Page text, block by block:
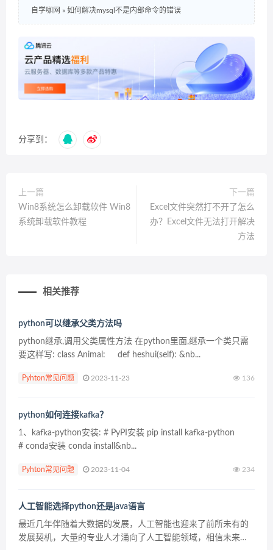
自学咖网 » 如何解决mysql不是内部命令的错误
分享到：
上一篇
Win8系统怎么卸载软件 Win8
系统卸载软件教程
下一篇
Excel文件突然打不开了怎么
办？Excel文件无法打开解决
方法
相关推荐
python可以继承父类方法吗
python继承,调用父类属性方法 在python里面,继承一个类只需
要这样写: class Animal: def heshui(self): &nb...
Pyhton常见问题 2023-11-23 136
python如何连接kafka？
1、kafka-python安装: # PyPI安装 pip install kafka-python
# conda安装 conda install&nb...
Pyhton常见问题 2023-11-04 234
人工智能选择python还是java语言
最近几年伴随着大数据的发展，人工智能也迎来了前所未有的
发展契机，大量的专业人才涌向了人工智能领域，相信未来人